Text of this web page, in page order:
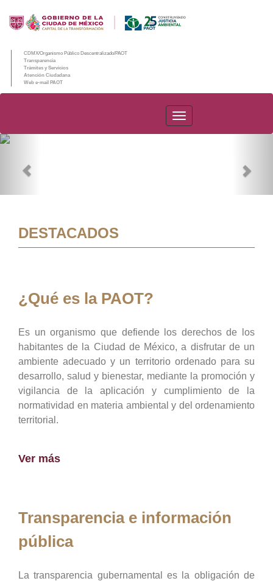
CDMX/Organismo Público Descentralizado/PAOT
Transparencia
Trámites y Servicios
Atención Ciudadana
Web e-mail PAOT
PAOT
DESTACADOS
¿Qué es la PAOT?
Es un organismo que defiende los derechos de los
habitantes de la Ciudad de México, a disfrutar de un
ambiente adecuado y un territorio ordenado para su
desarrollo, salud y bienestar, mediante la promoción y
vigilancia de la aplicación y cumplimiento de la
normatividad en materia ambiental y del ordenamiento
territorial.
Ver más
Transparencia e información
pública
La transparencia gubernamental es la obligación de